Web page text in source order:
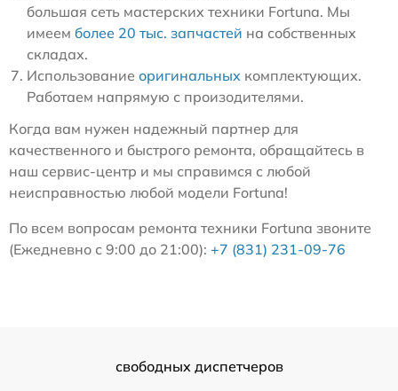
большая сеть мастерских техники Fortuna. Мы
имеем более 20 тыс. запчастей на собственных
складах.
Использование оригинальных комплектующих.
Работаем напрямую с произодителями.
Когда вам нужен надежный партнер для
качественного и быстрого ремонта, обращайтесь в
наш сервис-центр и мы справимся с любой
неисправностью любой модели Fortuna!
По всем вопросам ремонта техники Fortuna звоните
(Ежедневно с 9:00 до 21:00): +7 (831) 231-09-76
свободных диспетчеров